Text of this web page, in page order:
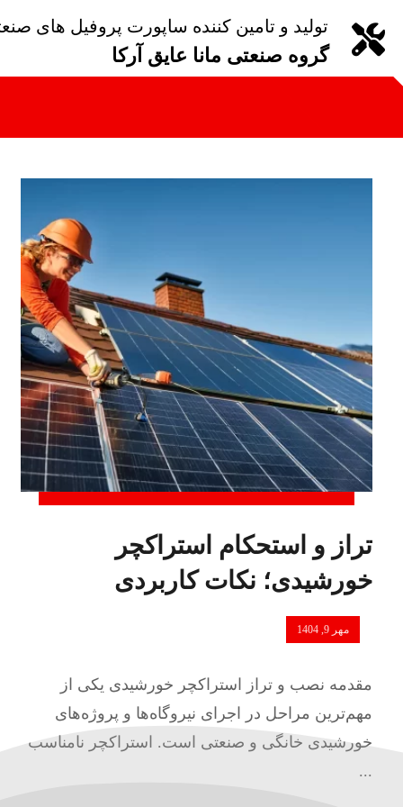
تولید و تامین کننده ساپورت پروفیل های
گروه صنعتی مانا عایق آرکا
تراز و استحکام استراکچر
خورشیدی؛ نکات کاربردی
مهر 9, 1404
مقدمه نصب و تراز استراکچر خورشیدی یکی از
مهم‌ترین مراحل در اجرای نیروگاه‌ها و پروژه‌های
خورشیدی خانگی و صنعتی است. استراکچر نامناسب
...